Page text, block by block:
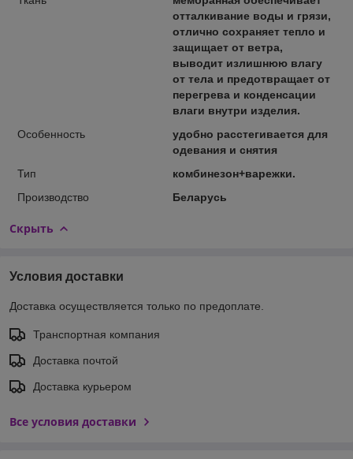
отталкивание воды и грязи,
отлично сохраняет тепло и
защищает от ветра,
выводит излишнюю влагу
от тела и предотвращает от
перегрева и конденсации
влаги внутри изделия.
Особенность
удобно расстегивается для
одевания и снятия
Тип
комбинезон+варежки.
Производство
Беларусь
Скрыть
Условия доставки
Доставка осуществляется только по предоплате.
Транспортная компания
Доставка почтой
Доставка курьером
Все условия доставки